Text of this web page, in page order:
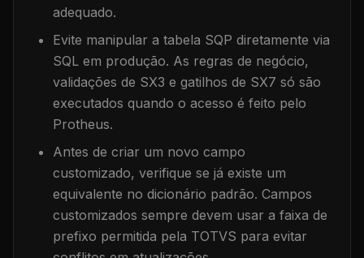
adequado.
Evite manipular a tabela SQP diretamente via
SQL em produção. As regras de negócio,
validações de SX3 e gatilhos de SX7 só são
executados quando o acesso é feito pelo
Protheus.
Antes de criar um novo campo
customizado, verifique se já existe um
equivalente no dicionário padrão. Campos
customizados sempre devem usar a faixa de
prefixo permitida pela TOTVS para evitar